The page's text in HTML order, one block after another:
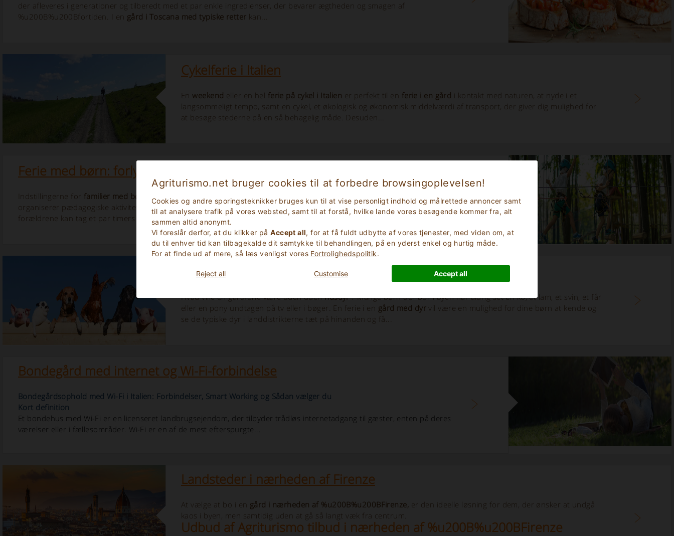
Agriturismo.net bruger cookies til at forbedre browsingoplevelsen!
Cookies og andre sporingsteknikker bruges kun til at vise personligt indhold og målrettede annoncer samt
til at analysere trafik på vores websted, samt til at forstå, hvilke lande vores besøgende kommer fra, alt
sammen altid anonymt.
Vi foreslår derfor, at du klikker påAccept all, for at få fuldt udbytte af vores tjenester, med viden om, at
du til enhver tid kan tilbagekalde dit samtykke til behandlingen, på en yderst enkel og hurtig måde.
For at finde ud af mere, så læs venligst vores Fortrolighedspolitik.
Reject all Customise Accept all
der afleveres i generationer og tilberedt med et par enkle ingredienser, der bevarer ægtheden og smagen af
%u200B%u200Bfortiden. I en gård i Toscana med typiske retter kan...
Cykelferie i Italien
En weekend eller en hel ferie på cykel i Italien er perfekt til en ferie i en gård i kontakt med naturen, at nyde i et
langsommeligt tempo, samt en cykel, et økologisk og økonomisk middelværdi af transport, der giver dig mulighed for
at besøge stederne på en så behagelig måde. Desuden...
Ferie med børn: forlystelsesparker
Indstillingerne for familier med børn, der ønsker at tage enferie i Italien, er mange, der starter fra pædagogiske gårde,der
organiserer pædagogiske aktiviteter,
gårde med legeplads, hvor børn kan lege ude i op til gårde med babysitter
, hvor
forældrene kan tag et par timers hvile og...
Gårde med dyr i Italien
Hvad ville en gårdferie være uden udenhusdyr? Mange børn der bor i byen har aldrig set en ko, et lam, et svin, et får
eller en pony undtagen på tv eller i bøger. En ferie i en gård med dyrvil være en mulighed for dine børn at kende og
se de typiske dyr i landdistrikterne tæt på hinanden og få...
Bondegård med internet og Wi-Fi-forbindelse
Bondegårdsophold med Wi-Fi i Italien: Forbindelser, Smart Working og Sådan vælger du
Kort definition
Et bondehus med Wi-Fi er en licenseret landbrugsejendom, der tilbyder trådløs internetadgang til gæster, enten på deres
værelser eller i fællesområder. Wi-Fi er en af de mest efterspurgte...
Landsteder i nærheden af ​​Firenze
At vælge at bo i en gård i nærheden af %u200B%u200BFirenze, er den ideelle løsning for dem, der ønsker at undgå
kaos i byen, men samtidig uden at gå så langt væk fra centrum.
Udbud af Agriturismo tilbud i nærheden af %u200B%u200BFirenze